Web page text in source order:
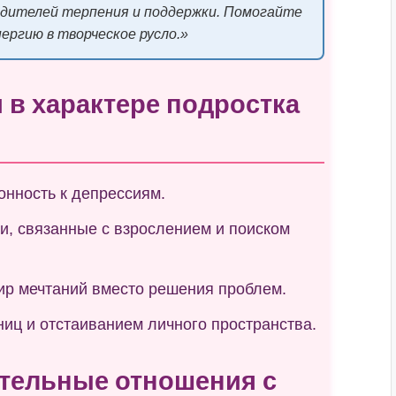
терпения и поддержки. Помогайте
в творческое русло.»
характере подростка
к депрессиям.
связанные с взрослением и поиском
мечтаний вместо решения проблем.
и отстаиванием личного пространства.
отношения с